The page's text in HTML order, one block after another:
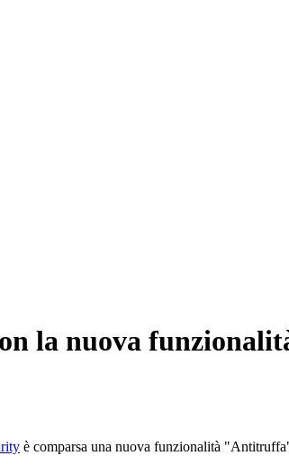
la nuova
è comparsa una nuova funzionalità